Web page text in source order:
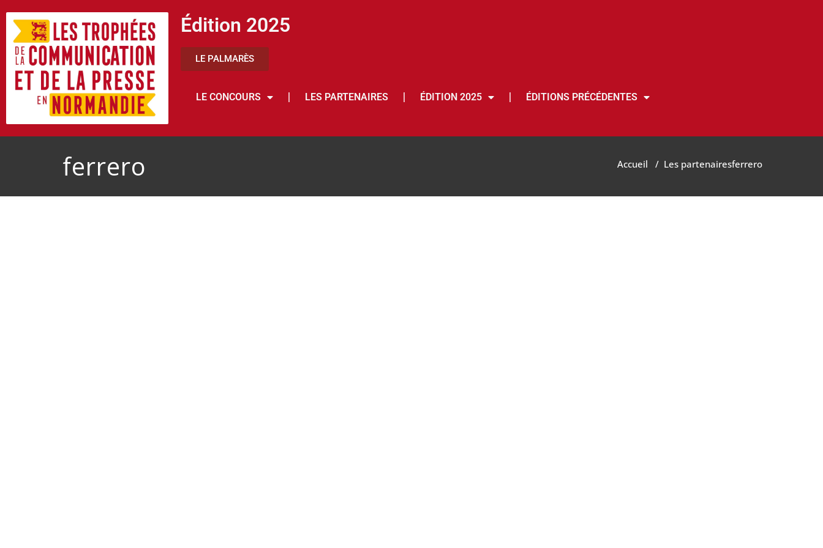
Édition 2025
LE PALMARÈS
LE CONCOURS LES PARTENAIRES ÉDITION 2025 ÉDITIONS PRÉCÉDENTES
ferrero Accueil / Les partenairesferrero